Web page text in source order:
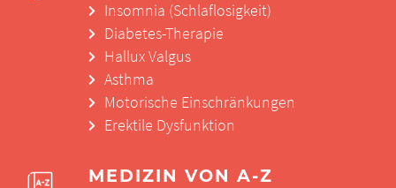
Insomnia (Schlaflosigkeit)
Diabetes-Therapie
Hallux Valgus
Asthma
Motorische Einschränkungen
Erektile Dysfunktion
MEDIZIN VON A-Z